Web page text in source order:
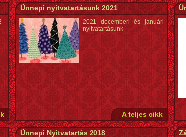
Ünnepi nyitvatartásunk 2021
2021 decemberi és januári
nyitvatartásunk
A teljes cikk
Ünnepi Nyitvatartás 2018